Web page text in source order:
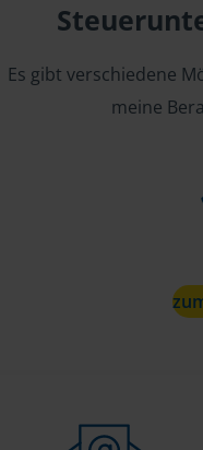
Es gibt verschiedene
meine